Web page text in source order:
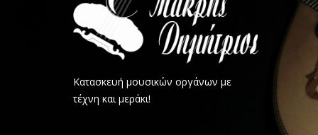
Κατασκευή μουσικών οργάνων με
τέχνη και μεράκι!